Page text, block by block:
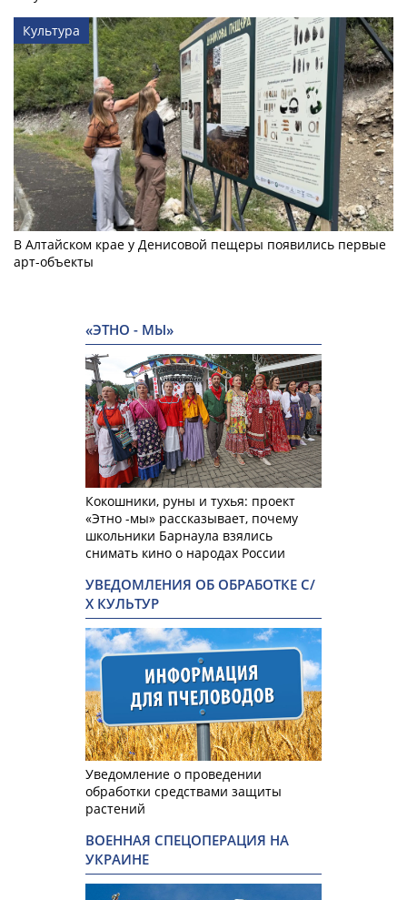
Культура
В Алтайском крае у Денисовой пещеры появились первые
арт-объекты
«ЭТНО - МЫ»
Кокошники, руны и тухья: проект
«Этно -мы» рассказывает, почему
школьники Барнаула взялись
снимать кино о народах России
УВЕДОМЛЕНИЯ ОБ ОБРАБОТКЕ С/
Х КУЛЬТУР
Уведомление о проведении
обработки средствами защиты
растений
ВОЕННАЯ СПЕЦОПЕРАЦИЯ НА
УКРАИНЕ